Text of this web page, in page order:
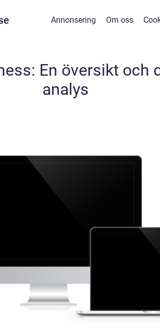
Annonsering Om oss
En översikt och
analys